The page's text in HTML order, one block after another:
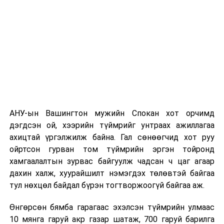
АНУ-ын Вашингтон мужийн Спокан хот орчимд
дэгдсэн ой, хээрийн түймрийг унтраах ажиллагаа
ахицтай үргэлжилж байна. Гал сөнөөгчид хот руу
ойртсон гурван том түймрийн эргэн тойронд
хамгаалалтын зурвас байгуулж чадсан ч цаг агаар
дахин халж, хуурайшилт нэмэгдэх төлөвтэй байгаа
тул нөхцөл байдал бүрэн тогтворжоогүй байгаа аж.
Өнгөрсөн бямба гарагаас эхэлсэн түймрийн улмаас
10 мянга гаруй акр газар шатаж, 700 гаруй барилга